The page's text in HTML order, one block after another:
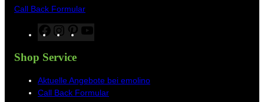
Call Back Formular
F
a
c
b
o
n
s
a
g
P
i
e
r
o
u
b
Shop Service
Aktuelle Angebote bei emolino
Call Back Formular